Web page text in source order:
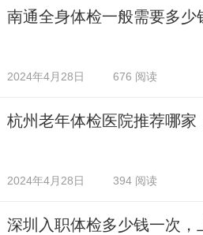
南通全身体检一般需要多少
2024年4月28日 676 阅读
杭州老年体检医院推荐哪家
2024年4月28日 394 阅读
深圳入职体检多少钱一次，